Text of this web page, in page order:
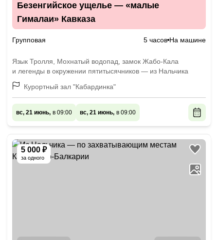
Безенгийское ущелье — «малые
Гималаи» Кавказа
Групповая 5 часов На машине
Язык Тролля, Мохнатый водопад, замок Жабо-Кала
и легенды в окружении пятитысячников — из Нальчика
Курортный зал "Кабардинка"
вс, 21 июнь, в 09:00 вс, 21 июнь, в 09:00
5 000 ₽
за одного